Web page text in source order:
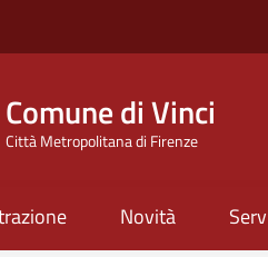
Comune di Vinci
Città Metropolitana di Firenze
Novità